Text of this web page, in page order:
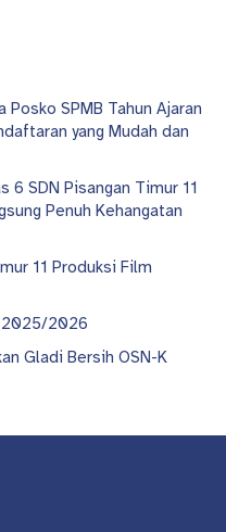
Posko SPMB Tahun Ajaran
yang Mudah dan
6 SDN Pisangan Timur 11
Penuh Kehangatan
11 Produksi Film
2025/2026
Gladi Bersih OSN-K